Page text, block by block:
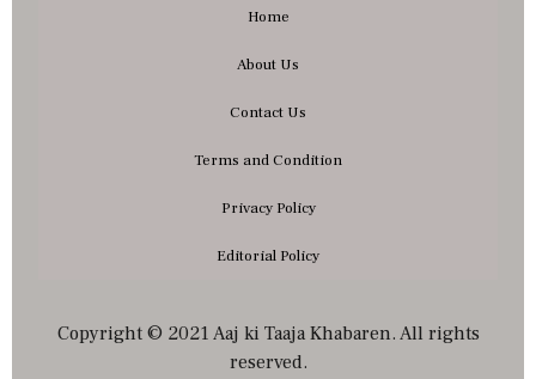
Home
About Us
Contact Us
Terms and Condition
Privacy Policy
Editorial Policy
Copyright © 2021 Aaj ki Taaja Khabaren. All rights
reserved.